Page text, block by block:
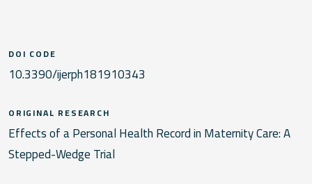
DOI CODE
10.3390/ijerph181910343
ORIGINAL RESEARCH
Effects of a Personal Health Record in Maternity Care: A
Stepped-Wedge Trial